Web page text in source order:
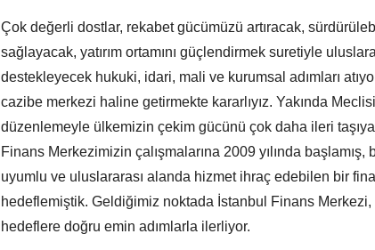
Çok değerli dostlar, rekabet gücümüzü artıracak,
sağlayacak, yatırım ortamını güçlendirmek suretiyle
destekleyecek hukuki, idari, mali ve kurumsal adımları
cazibe merkezi haline getirmekte kararlıyız. Yakında
düzenlemeyle ülkemizin çekim gücünü çok daha ileri
Finans Merkezimizin çalışmalarına 2009 yılında
uyumlu ve uluslararası alanda hizmet ihraç edebilen bir
hedeflemiştik. Geldiğimiz noktada İstanbul Finans
hedeflere doğru emin adımlarla ilerliyor.